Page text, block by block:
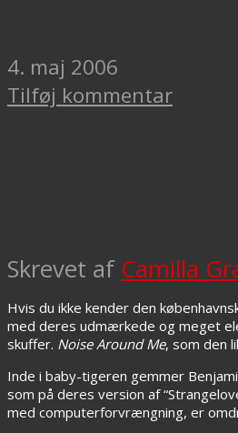
4. maj 2006
Tilføj kommentar
Skrevet af Camilla
Hvis du ikke kender den
med deres udmærkede og meget
skuffer. Noise Around Me, som den
Inde i baby-tigeren gemmer
som på deres version af
med computerforvrængning, er